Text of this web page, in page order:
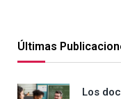
Últimas
Los